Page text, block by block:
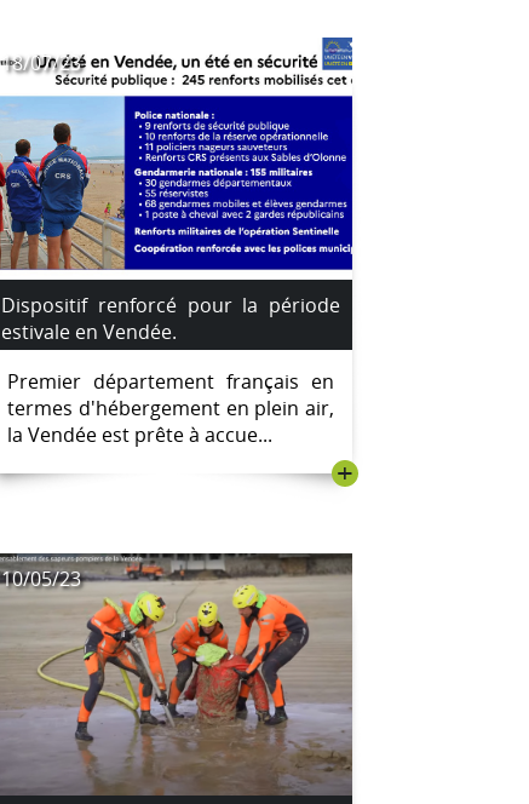
18/07/23
Dispositif renforcé pour la période
estivale en Vendée.
Premier département français en
termes d'hébergement en plein air,
la Vendée est prête à accue...
+
10/05/23